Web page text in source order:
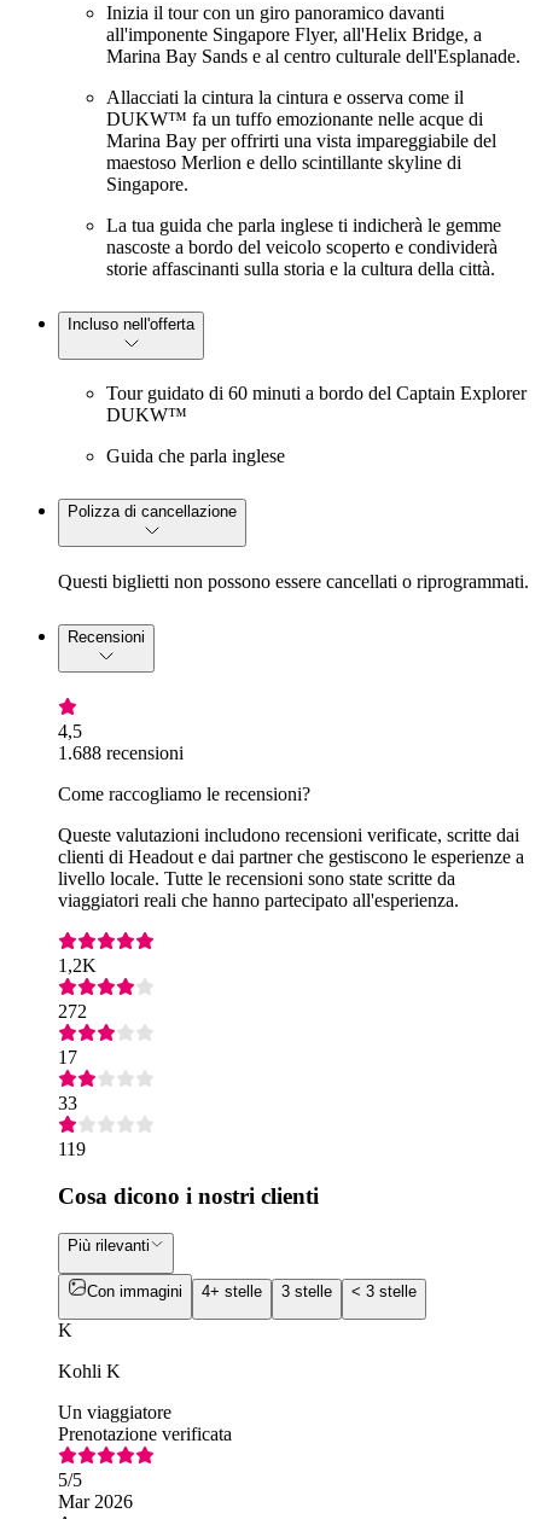
Inizia il tour con un giro panoramico davanti
all'imponente Singapore Flyer, all'Helix Bridge, a
Marina Bay Sands e al centro culturale dell'Esplanade.
Allacciati la cintura la cintura e osserva come il
DUKW™ fa un tuffo emozionante nelle acque di
Marina Bay per offrirti una vista impareggiabile del
maestoso Merlion e dello scintillante skyline di
Singapore.
La tua guida che parla inglese ti indicherà le gemme
nascoste a bordo del veicolo scoperto e condividerà
storie affascinanti sulla storia e la cultura della città.
Incluso nell'offerta
Tour guidato di 60 minuti a bordo del Captain Explorer
DUKW™
Guida che parla inglese
Polizza di cancellazione
Questi biglietti non possono essere cancellati o riprogrammati.
Recensioni
4,5
1.688 recensioni
Come raccogliamo le recensioni?
Queste valutazioni includono recensioni verificate, scritte dai
clienti di Headout e dai partner che gestiscono le esperienze a
livello locale. Tutte le recensioni sono state scritte da
viaggiatori reali che hanno partecipato all'esperienza.
1,2K
272
17
33
119
Cosa dicono i nostri clienti
Più rilevanti
Con immagini 4+ stelle 3 stelle < 3 stelle
K
Kohli K
Un viaggiatore
Prenotazione verificata
5/5
Mar 2026